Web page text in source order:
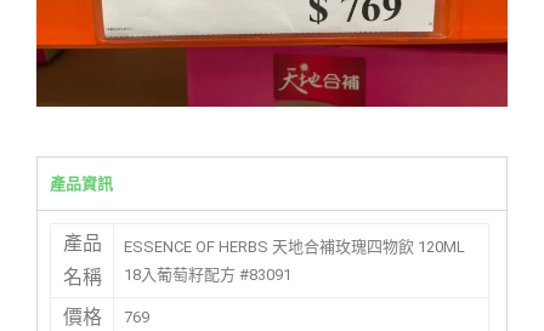
產品資訊
產品
名稱
ESSENCE OF HERBS 天地合補玫瑰四物飲 120ML
18入葡萄籽配方 #83091
價格 769